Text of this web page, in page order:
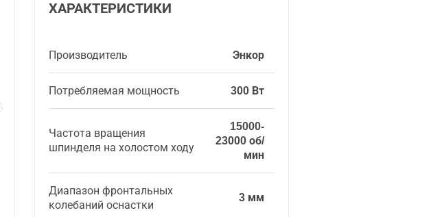
ХАРАКТЕРИСТИКИ
Производитель Энкор
Потребляемая мощность 300 Вт
Частота вращения
шпинделя на холостом ходу
15000-
23000 об/
мин
Диапазон фронтальных
колебаний оснастки
3 мм